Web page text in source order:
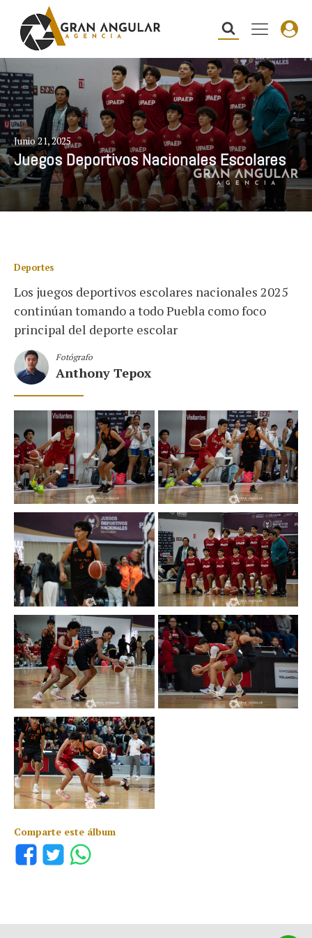
Junio 21, 2025
Juegos Deportivos Nacionales Escolares
Deportes
Los juegos deportivos escolares nacionales 2025
continúan tomando a todo Puebla como foco
principal del deporte escolar
Fotógrafo
Anthony Tepox
Comparte este álbum